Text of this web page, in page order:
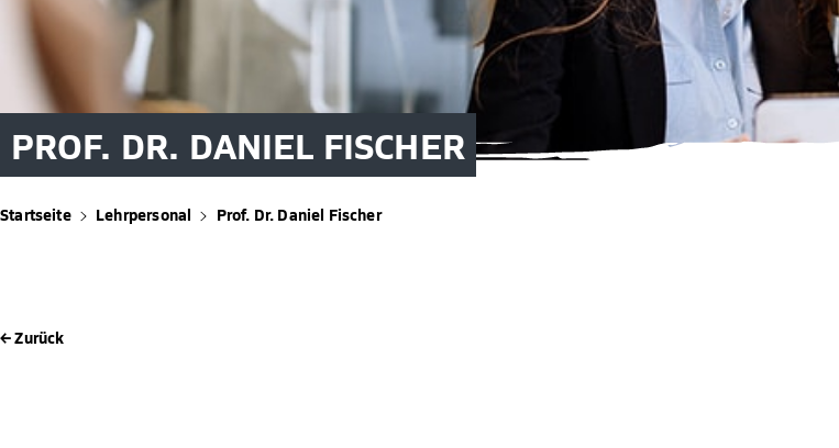
PROF. DR. DANIEL FISCHER
Startseite Lehrpersonal Prof. Dr. Daniel Fischer
← Zurück